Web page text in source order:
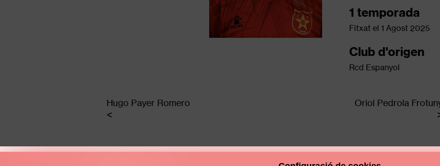
1 temporada
Fitxat el 1 Agost 2025
Club d'origen
Rcd Espanyol
Hugo Payer Romero Oriol Pedrola